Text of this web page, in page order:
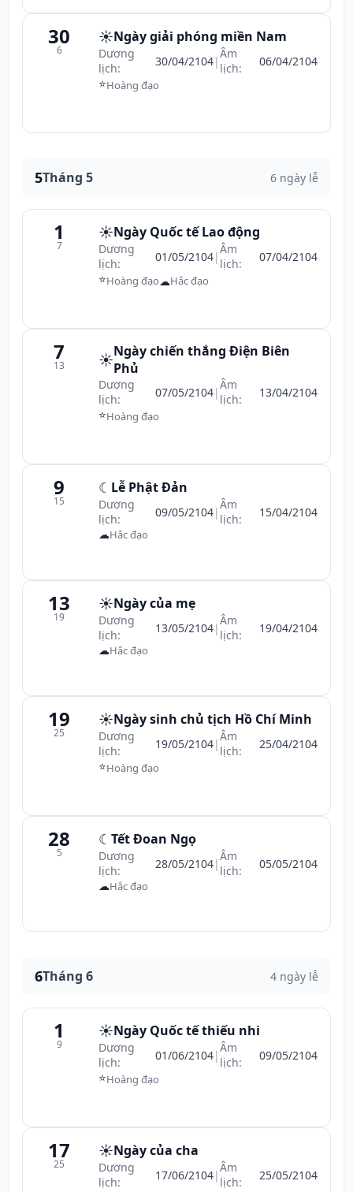
30
6
☀️Ngày giải phóng miền Nam
Dương
lịch:
30/04/2104|Âm
lịch:
06/04/2104
⭐Hoàng đạo
5Tháng 5 6 ngày lễ
1
7
☀️Ngày Quốc tế Lao động
Dương
lịch:
01/05/2104|Âm
lịch:
07/04/2104
⭐Hoàng đạo☁Hắc đạo
7
13 ☀️Ngày chiến thắng Điện Biên
Phủ
Dương
lịch:
07/05/2104|Âm
lịch:
13/04/2104
⭐Hoàng đạo
9
15
☾ Lễ Phật Đản
Dương
lịch:
09/05/2104|Âm
lịch:
15/04/2104
☁Hắc đạo
13
19
☀️Ngày của mẹ
Dương
lịch:
13/05/2104|Âm
lịch:
19/04/2104
☁Hắc đạo
19
25
☀️Ngày sinh chủ tịch Hồ Chí Minh
Dương
lịch:
19/05/2104|Âm
lịch:
25/04/2104
⭐Hoàng đạo
28
5
☾ Tết Đoan Ngọ
Dương
lịch:
28/05/2104|Âm
lịch:
05/05/2104
☁Hắc đạo
6Tháng 6 4 ngày lễ
1
9
☀️Ngày Quốc tế thiếu nhi
Dương
lịch:
01/06/2104|Âm
lịch:
09/05/2104
⭐Hoàng đạo
17
25
☀️Ngày của cha
Dương
lịch:
17/06/2104|Âm
lịch:
25/05/2104